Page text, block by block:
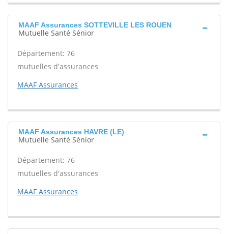
MAAF Assurances SOTTEVILLE LES ROUEN
Mutuelle Santé Sénior
Département: 76
mutuelles d'assurances
MAAF Assurances
MAAF Assurances HAVRE (LE)
Mutuelle Santé Sénior
Département: 76
mutuelles d'assurances
MAAF Assurances